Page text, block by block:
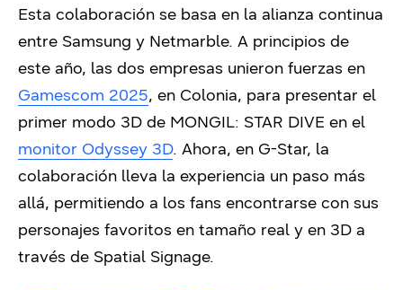
Esta colaboración se basa en la alianza continua
entre Samsung y Netmarble. A principios de
este año, las dos empresas unieron fuerzas en
Gamescom 2025, en Colonia, para presentar el
primer modo 3D de MONGIL: STAR DIVE en el
monitor Odyssey 3D. Ahora, en G-Star, la
colaboración lleva la experiencia un paso más
allá, permitiendo a los fans encontrarse con sus
personajes favoritos en tamaño real y en 3D a
través de Spatial Signage.